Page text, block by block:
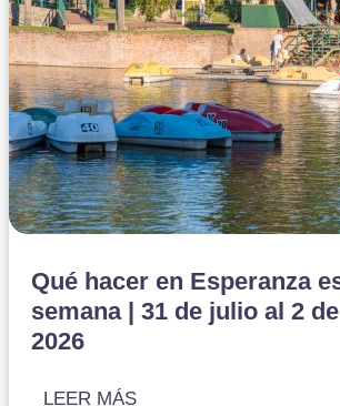
Qué hacer en Esperanza
semana | 31 de julio al 2
2026
LEER MÁS